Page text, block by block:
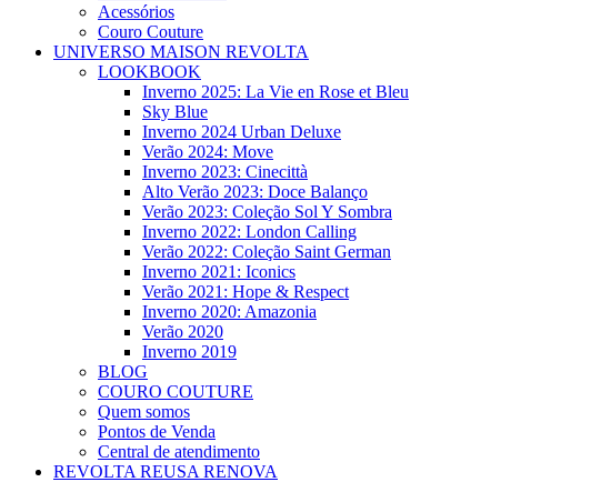
Acessórios
Couro Couture
UNIVERSO MAISON REVOLTA
LOOKBOOK
Inverno 2025: La Vie en Rose et Bleu
Sky Blue
Inverno 2024 Urban Deluxe
Verão 2024: Move
Inverno 2023: Cinecittà
Alto Verão 2023: Doce Balanço
Verão 2023: Coleção Sol Y Sombra
Inverno 2022: London Calling
Verão 2022: Coleção Saint German
Inverno 2021: Iconics
Verão 2021: Hope & Respect
Inverno 2020: Amazonia
Verão 2020
Inverno 2019
BLOG
COURO COUTURE
Quem somos
Pontos de Venda
Central de atendimento
REVOLTA REUSA RENOVA